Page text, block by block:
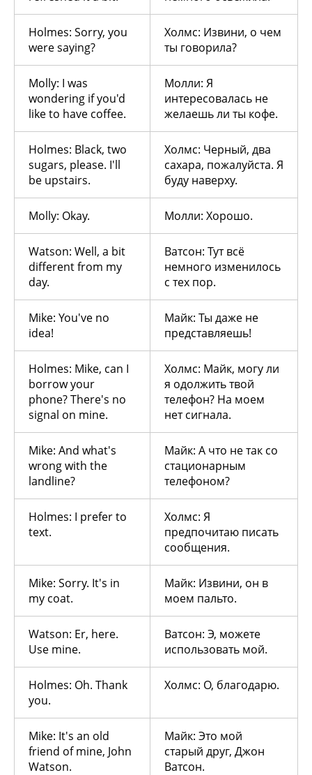
Holmes: Sorry, you
were saying?
Холмс: Извини, о чем
ты говорила?
Molly: I was
wondering if you'd
like to have coffee.
Молли: Я
интересовалась не
желаешь ли ты кофе.
Holmes: Black, two
sugars, please. I'll
be upstairs.
Холмс: Черный, два
сахара, пожалуйста. Я
буду наверху.
Molly: Okay. Молли: Хорошо.
Watson: Well, a bit
different from my
day.
Ватсон: Тут всё
немного изменилось
с тех пор.
Mike: You've no
idea!
Майк: Ты даже не
представляешь!
Holmes: Mike, can I
borrow your
phone? There's no
signal on mine.
Холмс: Майк, могу ли
я одолжить твой
телефон? На моем
нет сигнала.
Mike: And what's
wrong with the
landline?
Майк: А что не так со
стационарным
телефоном?
Holmes: I prefer to
text.
Холмс: Я
предпочитаю писать
сообщения.
Mike: Sorry. It's in
my coat.
Майк: Извини, он в
моем пальто.
Watson: Er, here.
Use mine.
Ватсон: Э, можете
использовать мой.
Holmes: Oh. Thank
you.
Холмс: О, благодарю.
Mike: It's an old
friend of mine, John
Watson.
Майк: Это мой
старый друг, Джон
Ватсон.